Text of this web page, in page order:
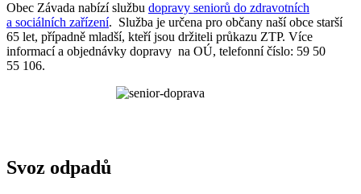
Obec Závada nabízí službu dopravy seniorů do zdravotních
a sociálních zařízení. Služba je určena pro občany naší obce starší
65 let, případně mladší, kteří jsou držiteli průkazu ZTP. Více
informací a objednávky dopravy na OÚ, telefonní číslo: 59 50
55 106.
Svoz odpadů